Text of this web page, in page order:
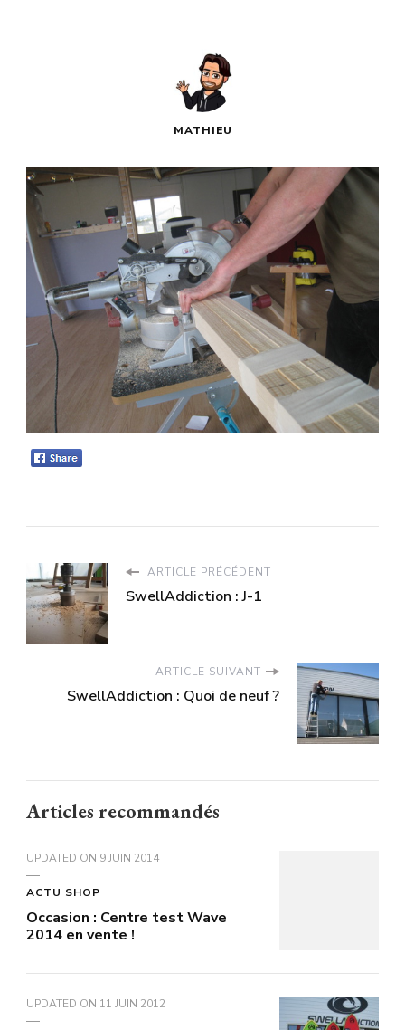
MATHIEU
ARTICLE PRÉCÉDENT
SwellAddiction : J-1
ARTICLE SUIVANT
SwellAddiction : Quoi de neuf ?
Articles recommandés
UPDATED ON 9 JUIN 2014
ACTU SHOP
Occasion : Centre test Wave
2014 en vente !
UPDATED ON 11 JUIN 2012